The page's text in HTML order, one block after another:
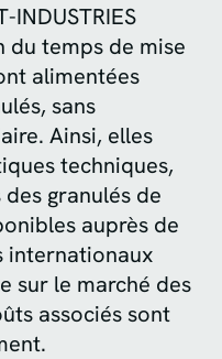
INDUSTRIES
temps de mise
alimentées
sans
Ainsi, elles
techniques,
granulés de
auprès de
internationaux
sur le marché des
associés sont